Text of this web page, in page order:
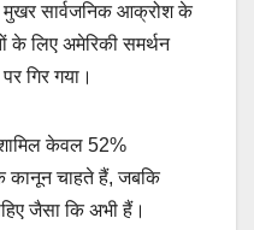
मुखर सार्वजनिक आक्रोश के
लिए अमेरिकी समर्थन
गिर गया।
शामिल केवल 52%
कानून चाहते हैं, जबकि
जैसा कि अभी हैं।